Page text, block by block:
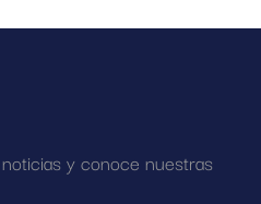
y conoce nuestras